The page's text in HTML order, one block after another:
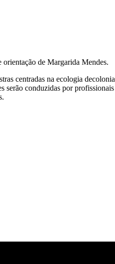
de Margarida Mendes.
centradas na ecologia
serão conduzidas por